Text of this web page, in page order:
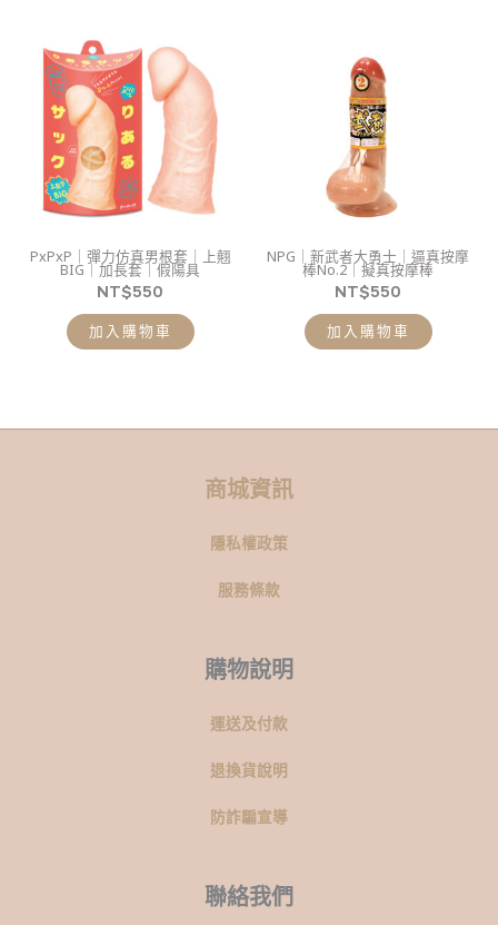
PxPxP｜彈力仿真男根套｜上翹
BIG｜加長套｜假陽具
NT$550
加入購物車
NPG｜新武者大勇士｜逼真按摩
棒No.2｜擬真按摩棒
NT$550
加入購物車
商城資訊
隱私權政策
服務條款
購物說明
運送及付款
退換貨說明
防詐騙宣導
聯絡我們